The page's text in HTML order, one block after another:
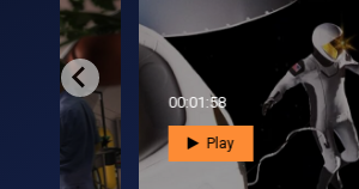
Play